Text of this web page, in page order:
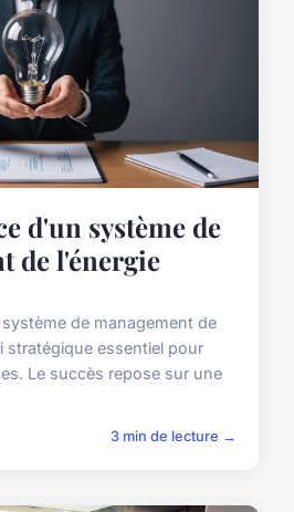
d'un système de
de l'énergie
de management de
stratégique essentiel pour
Le succès repose sur une
3 min de lecture →